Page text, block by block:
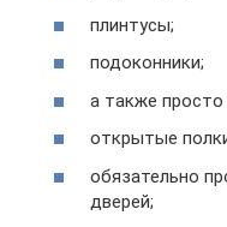
плинтусы;
подоконники;
а также просто
открытые
обязательно
дверей;